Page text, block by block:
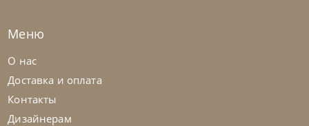
Меню
О нас
Доставка и оплата
Контакты
Дизайнерам